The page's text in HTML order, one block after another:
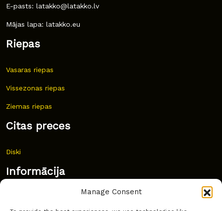
Manage Consent
E-pasts: latakko@latakko.lv
Mājas lapa: latakko.eu
Riepas
Vasaras riepas
Vissezonas riepas
Ziemas riepas
Citas preces
Diski
Informācija